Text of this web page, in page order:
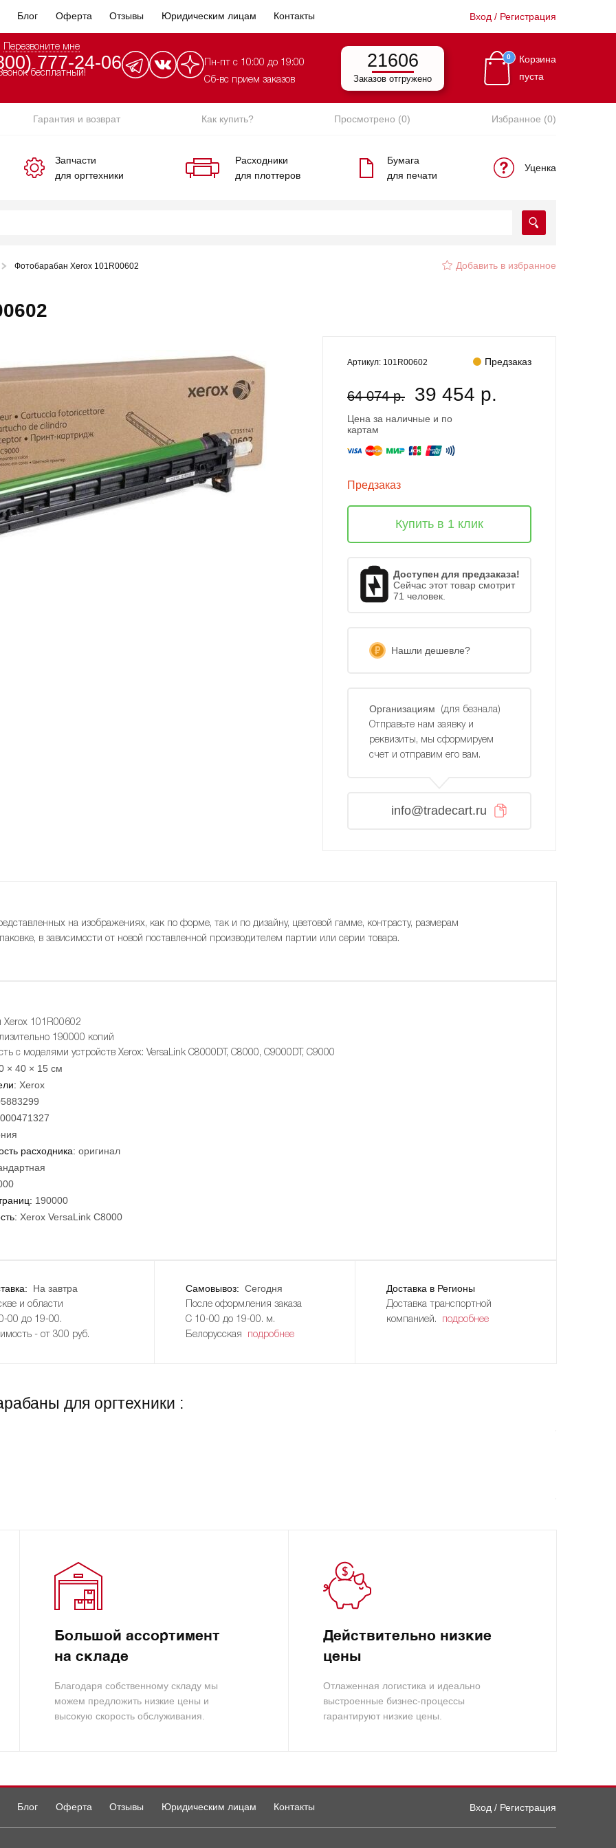
Блог Оферта Отзывы Юридическим лицам Контакты Вход / Регистрация
Перезвоните мне
777-24-06
бесплатный!
Пн-пт с 10:00 до 19:00
Сб-вс прием заказов
21606
Заказов отгружено
0
Корзина
пуста
Гарантия и возврат Как купить? Просмотрено (0) Избранное (0)
Запчасти
для оргтехники
Расходники
для плоттеров
Бумага
для печати
Уценка
Фотобарабан Xerox 101R00602 Добавить в избранное
Артикул: 101R00602 Предзаказ
64 074 р. 39 454 р.
Цена за наличные и по
картам
Предзаказ
Купить в 1 клик
Доступен для предзаказа!
Сейчас этот товар смотрит
71 человек.
Нашли дешевле?
Организациям
(для безнала)
Отправьте нам заявку и
реквизиты, мы сформируем
счет и отправим его вам.
info@tradecart.ru
на изображениях, как по форме, так и по дизайну, цветовой гамме, контрасту, размерам
в зависимости от новой поставленной производителем партии или серии товара.
Xerox 101R00602
190000 копий
с моделями устройств Xerox: VersaLink C8000DT, C8000, C9000DT, C9000
× 40 × 15 см
Xerox
расходника: оригинал
190000
Xerox VersaLink C8000
На завтра
и области
00 до 19-00.
- от 300 руб.
Самовывоз: Сегодня
После оформления заказа
С 10-00 до 19-00. м.
Белорусская
подробнее
Доставка в Регионы
Доставка транспортной
компанией. подробнее
для оргтехники :
Большой ассортимент
на складе
Благодаря собственному складу мы
можем предложить низкие цены и
высокую скорость обслуживания.
Действительно низкие
цены
Отлаженная логистика и идеально
выстроенные бизнес-процессы
гарантируют низкие цены.
Блог Оферта Отзывы Юридическим лицам Контакты Вход / Регистрация